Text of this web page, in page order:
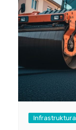
Infrastruktura